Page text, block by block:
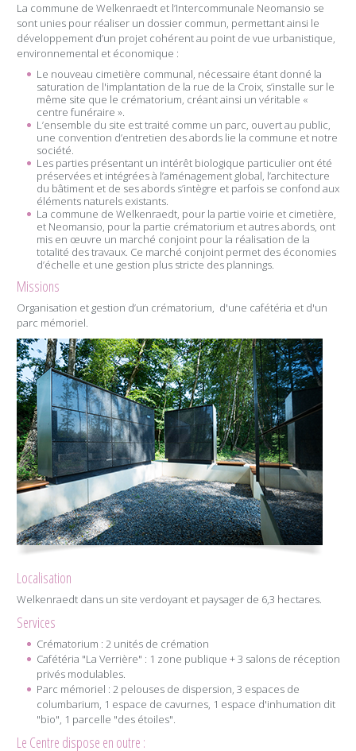
La commune de Welkenraedt et l’Intercommunale Neomansio se
sont unies pour réaliser un dossier commun, permettant ainsi le
développement d’un projet cohérent au point de vue urbanistique,
environnemental et économique :
Le nouveau cimetière communal, nécessaire étant donné la
saturation de l'implantation de la rue de la Croix, s’installe sur le
même site que le crématorium, créant ainsi un véritable «
centre funéraire ».
L’ensemble du site est traité comme un parc, ouvert au public,
une convention d’entretien des abords lie la commune et notre
société.
Les parties présentant un intérêt biologique particulier ont été
préservées et intégrées à l’aménagement global, l’architecture
du bâtiment et de ses abords s’intègre et parfois se confond aux
éléments naturels existants.
La commune de Welkenraedt, pour la partie voirie et cimetière,
et Neomansio, pour la partie crématorium et autres abords, ont
mis en œuvre un marché conjoint pour la réalisation de la
totalité des travaux. Ce marché conjoint permet des économies
d’échelle et une gestion plus stricte des plannings.
Missions
Organisation et gestion d’un crématorium, d'une cafétéria et d'un
parc mémoriel.
Localisation
Welkenraedt dans un site verdoyant et paysager de 6,3 hectares.
Services
Crématorium : 2 unités de crémation
Cafétéria "La Verrière" : 1 zone publique + 3 salons de réception
privés modulables.
Parc mémoriel : 2 pelouses de dispersion, 3 espaces de
columbarium, 1 espace de cavurnes, 1 espace d'inhumation dit
"bio", 1 parcelle "des étoiles".
Le Centre dispose en outre :